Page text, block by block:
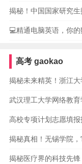
揭秘！中国国家研究
💻精通电脑英语，你
高考 gaokao
揭秘未来精英！浙江
武汉理工大学网络教
高校专项计划志愿填
揭秘真相！无锡学院
揭秘医疗界的科技先